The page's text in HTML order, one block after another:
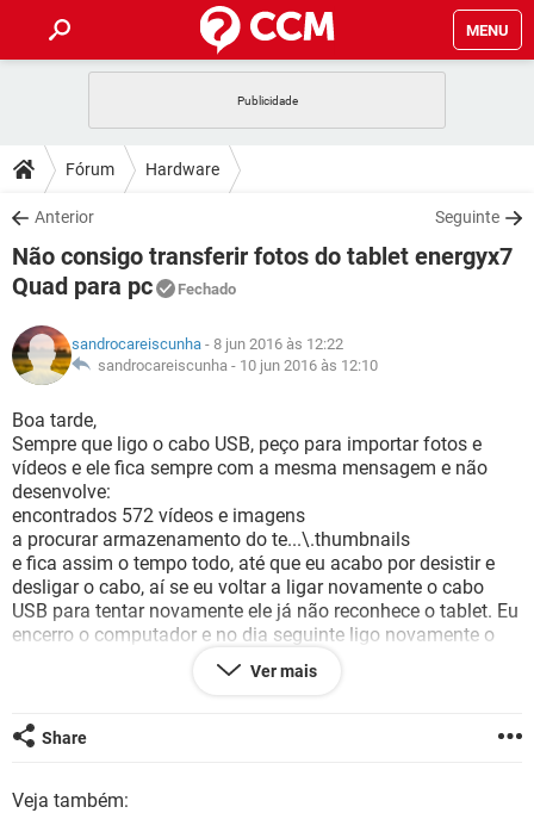
MENU
CELULAR
OUTLOOK
INSTAGRAM GMAIL
GUIA DE COMPRAS
DICAS
JOGOS
OUTLOOK
GUIA DE COMPRAS
DOWNLOADS
JOGOS WHATSAPP
CELULAR
OUTLOOK EXCEL
INSTAGRAM
GUIA DE COMPRAS
FÓRUM
CELULAR FACEBOOK
INSTAGRAM GMAIL
GUIA DE COMPRAS
GLOSSÁRIO
JOGOS
CELULAR
OUTLOOK EXCEL
INSTAGRAM
GUIA DE COMPRAS
Fórum Hardware
Anterior Seguinte
Não consigo transferir fotos do tablet energyx7
Quad para pc
Fechado
sandrocareiscunha - 8 jun 2016 às 12:22
sandrocareiscunha - 10 jun 2016 às 12:10
Boa tarde,
Sempre que ligo o cabo USB, peço para importar fotos e
vídeos e ele fica sempre com a mesma mensagem e não
desenvolve:
encontrados 572 vídeos e imagens
a procurar armazenamento do te...\.thumbnails
e fica assim o tempo todo, até que eu acabo por desistir e
desligar o cabo, aí se eu voltar a ligar novamente o cabo
USB para tentar novamente ele já não reconhece o tablet. Eu
encerro o computador e no dia seguinte ligo novamente o
cabo USB, ele reconhece novamente o tablet e pergunta o
que eu quero fazer, eu escolho novamente importar fotos e
Ver mais
Share
Veja também: